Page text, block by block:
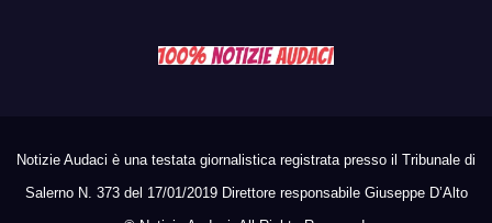
Notizie Audaci è una testata giornalistica registrata presso il Tribunale di
Salerno N. 373 del 17/01/2019 Direttore responsabile Giuseppe D’Alto